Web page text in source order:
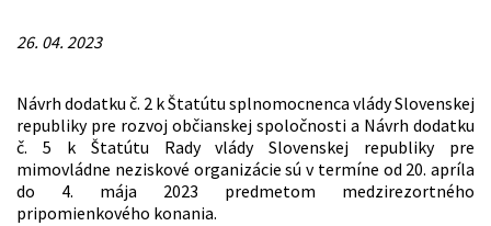
26. 04. 2023
Návrh dodatku č. 2 k Štatútu splnomocnenca vlády Slovenskej
republiky pre rozvoj občianskej spoločnosti a Návrh dodatku
č. 5 k Štatútu Rady vlády Slovenskej republiky pre
mimovládne neziskové organizácie sú v termíne od 20. apríla
do 4. mája 2023 predmetom medzirezortného
pripomienkového konania.